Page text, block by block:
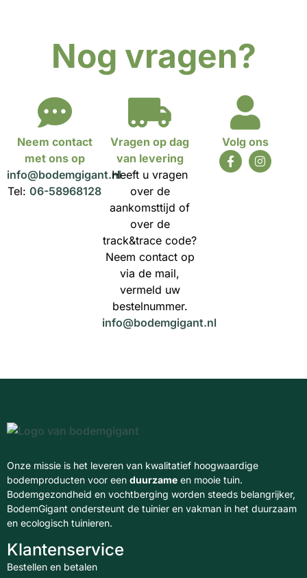
Nog vragen?
Neem contact
met ons op
info@bodemgigant.nl
Tel:06-58968128
Vragen op dag
van levering
Heeft u vragen
over de
aankomsttijd of
over de
track&trace code?
Neem contact op
via de mail,
vermeld uw
bestelnummer.
info@bodemgigant.nl
Volg ons
Onze missie is het leveren van kwalitatief hoogwaardige
bodemproducten voor een duurzame en mooie tuin.
Bodemgezondheid en vochtberging worden steeds belangrijker,
BodemGigant ondersteunt de tuinier en vakman in het duurzaam
en ecologisch tuinieren.
Klantenservice
Bestellen en betalen